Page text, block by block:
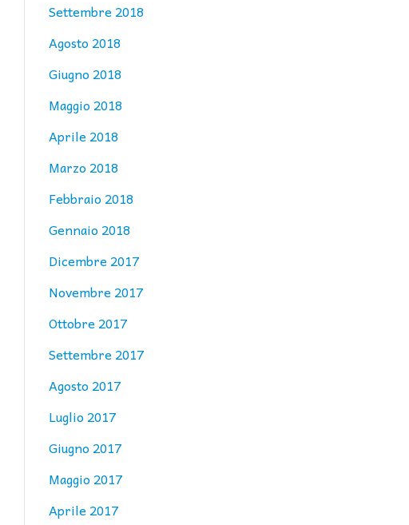
Settembre 2018
Agosto 2018
Giugno 2018
Maggio 2018
Aprile 2018
Marzo 2018
Febbraio 2018
Gennaio 2018
Dicembre 2017
Novembre 2017
Ottobre 2017
Settembre 2017
Agosto 2017
Luglio 2017
Giugno 2017
Maggio 2017
Aprile 2017